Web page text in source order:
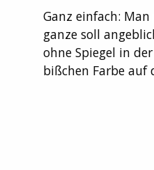
Ganz einfach:
ganze soll
ohne Spiegel in
bißchen Farbe